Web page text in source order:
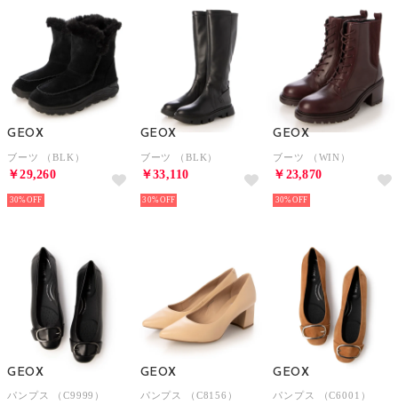
GEOX
ブーツ （BLK）
￥29,260
30%
GEOX
ブーツ （BLK）
￥33,110
30%
GEOX
ブーツ （WIN）
￥23,870
30%
GEOX
パンプス （C9999）
GEOX
パンプス （C8156）
GEOX
パンプス （C6001）